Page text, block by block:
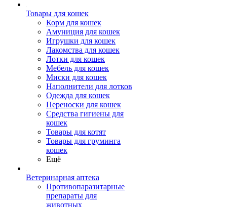
Товары для кошек
Корм для кошек
Амуниция для кошек
Игрушки для кошек
Лакомства для кошек
Лотки для кошек
Мебель для кошек
Миски для кошек
Наполнители для лотков
Одежда для кошек
Переноски для кошек
Средства гигиены для
кошек
Товары для котят
Товары для груминга
кошек
Ещё
Ветеринарная аптека
Противопаразитарные
препараты для
животных